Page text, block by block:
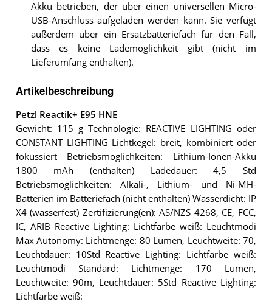
Akku betrieben, der über einen universellen Micro-
USB-Anschluss aufgeladen werden kann. Sie verfügt
außerdem über ein Ersatzbatteriefach für den Fall,
dass es keine Lademöglichkeit gibt (nicht im
Lieferumfang enthalten).
Artikelbeschreibung
Petzl Reactik+ E95 HNE
Gewicht: 115 g Technologie: REACTIVE LIGHTING oder
CONSTANT LIGHTING Lichtkegel: breit, kombiniert oder
fokussiert Betriebsmöglichkeiten: Lithium-Ionen-Akku
1800 mAh (enthalten) Ladedauer: 4,5 Std
Betriebsmöglichkeiten: Alkali-, Lithium- und Ni-MH-
Batterien im Batteriefach (nicht enthalten) Wasserdicht: IP
X4 (wasserfest) Zertifizierung(en): AS/NZS 4268, CE, FCC,
IC, ARIB Reactive Lighting: Lichtfarbe weiß: Leuchtmodi
Max Autonomy: Lichtmenge: 80 Lumen, Leuchtweite: 70,
Leuchtdauer: 10Std Reactive Lighting: Lichtfarbe weiß:
Leuchtmodi Standard: Lichtmenge: 170 Lumen,
Leuchtweite: 90m, Leuchtdauer: 5Std Reactive Lighting:
Lichtfarbe weiß: